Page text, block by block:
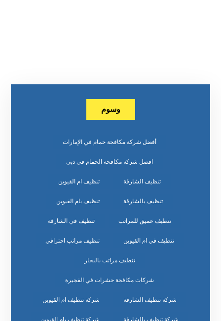
وسوم
أفضل شركة مكافحة حمام في الإمارات
افضل شركة مكافحة الحمام في دبي
تنظيف الشارقة تنظيف ام القيوين
تنظيف بالشارقة تنظيف بام القيوين
تنظيف عميق للمراتب تنظيف في الشارقة
تنظيف في ام القيوين تنظيف مراتب احترافي
تنظيف مراتب بالبخار
شركات مكافحة حشرات في الفجيرة
شركة تنظيف الشارقة شركة تنظيف ام القيوين
شركة تنظيف بالشارقة شركة تنظيف بام القيوين